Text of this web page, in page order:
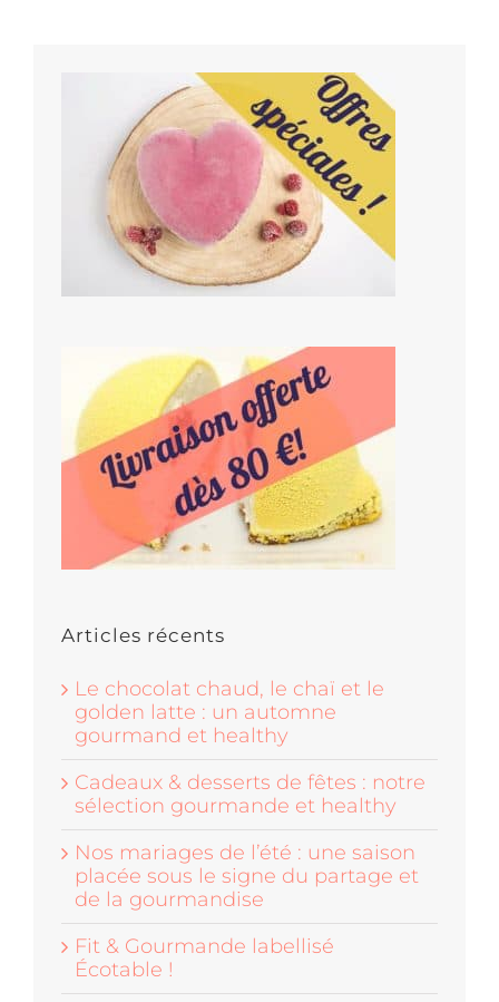
Articles récents
Le chocolat chaud, le chaï et le
golden latte : un automne
gourmand et healthy
Cadeaux & desserts de fêtes : notre
sélection gourmande et healthy
Nos mariages de l’été : une saison
placée sous le signe du partage et
de la gourmandise
Fit & Gourmande labellisé
Écotable !